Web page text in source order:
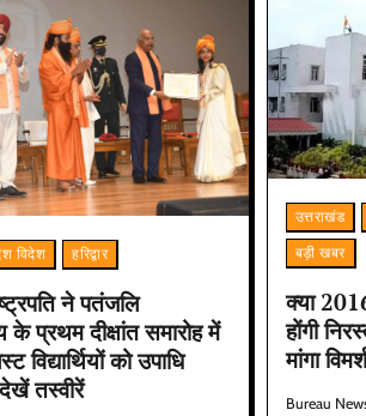
विदेश हरिद्वार
ने पतंजलि
के प्रथम दीक्षांत समारोह में
विद्यार्थियों को उपाधि
तस्वीरें
उत्तराखंड
बड़ी खबर
क्या
होंगी
मांगा विमर्श
Bureau